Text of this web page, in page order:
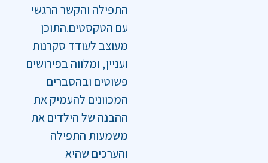
התפילה והקשר הרגשי
עם הטקסטים.התוכן
מעוצב לעודד סקרנות
ועניין, ומלווה בפירושים
פשוטים ובהסברים
המכוונים להעמיק את
ההבנה של הילדים את
משמעות התפילה
והערכים שהיא